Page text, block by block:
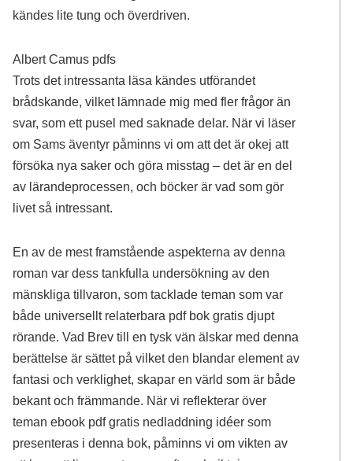
kändes lite tung och överdriven.
Albert Camus pdfs
Trots det intressanta läsa kändes utförandet
brådskande, vilket lämnade mig med fler frågor än
svar, som ett pusel med saknade delar. När vi läser
om Sams äventyr påminns vi om att det är okej att
försöka nya saker och göra misstag – det är en del
av lärandeprocessen, och böcker är vad som gör
livet så intressant.
En av de mest framstående aspekterna av denna
roman var dess tankfulla undersökning av den
mänskliga tillvaron, som tacklade teman som var
både universellt relaterbara pdf bok gratis djupt
rörande. Vad Brev till en tysk vän älskar med denna
berättelse är sättet på vilket den blandar element av
fantasi och verklighet, skapar en värld som är både
bekant och främmande. När vi reflekterar över
teman ebook pdf gratis nedladdning idéer som
presenteras i denna bok, påminns vi om vikten av